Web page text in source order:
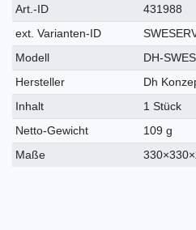
Technisches
Merkmal
Wert
Art.-ID
431988
ext. Varianten-ID
Modell
DH-
Hersteller
Dh
Inhalt
1 Stück
Netto-Gewicht
109 g
Maße